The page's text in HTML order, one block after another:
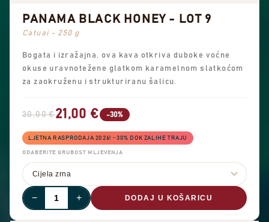
PANAMA BLACK HONEY - LOT 9
Catuai - 250 g
Bogata i izražajna, ova kava otkriva duboke voćne
okuse uravnotežene glatkom karamelnom slatkoćom
za zaokruženu i strukturiranu šalicu.
30,00 €21,00 € -30%
LJETNA RASPRODAJA 2026! −30% DOK ZALIHE TRAJU
ODABERITE GRUBOST MLJEVENJA
− + DODAJ U KOŠARICU